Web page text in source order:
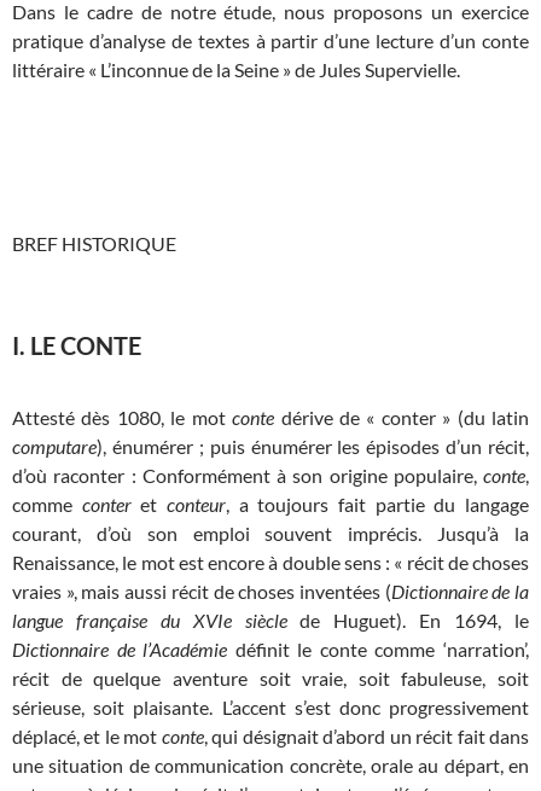
Dans le cadre de notre étude, nous proposons un exercice
pratique d’analyse de textes à partir d’une lecture d’un conte
littéraire « L’inconnue de la Seine » de Jules Supervielle.
BREF HISTORIQUE
I. LE CONTE
Attesté dès 1080, le motconte dérive de « conter » (du latin
computare), énumérer ; puis énumérer les épisodes d’un récit,
d’où raconter : Conformément à son origine populaire, conte,
comme conteretconteur, a toujours fait partie du langage
courant, d’où son emploi souvent imprécis. Jusqu’à la
Renaissance, le mot est encore à double sens : « récit de choses
vraies », mais aussi récit de choses inventées (Dictionnaire de la
langue française du XVIe sièclede Huguet). En 1694, le
Dictionnaire de l’Académie définit le conte comme ‘narration’,
récit de quelque aventure soit vraie, soit fabuleuse, soit
sérieuse, soit plaisante. L’accent s’est donc progressivement
déplacé, et le mot conte, qui désignait d’abord un récit fait dans
une situation de communication concrète, orale au départ, en